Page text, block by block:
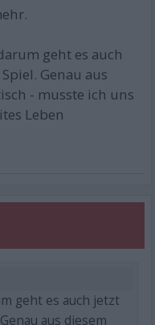
geht es auch
Genau aus
- musste ich uns
Leben
geht es auch jetzt
aus diesem